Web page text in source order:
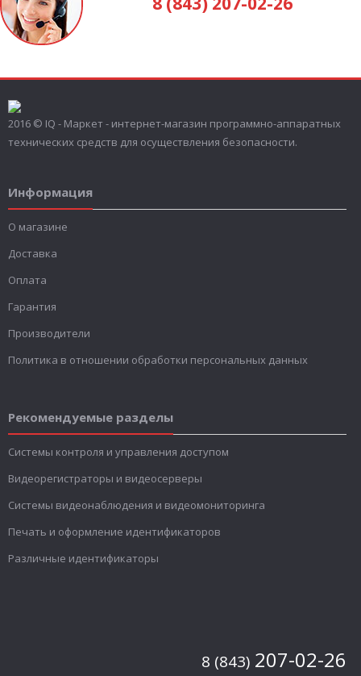
2016 © IQ - Маркет - интернет-магазин программно-аппаратных
технических средств для осуществления безопасности.
Информация
О магазине
Доставка
Оплата
Гарантия
Производители
Политика в отношении обработки персональных данных
Рекомендуемые разделы
Системы контроля и управления доступом
Видеорегистраторы и видеосерверы
Системы видеонаблюдения и видеомониторинга
Печать и оформление идентификаторов
Различные идентификаторы
8 (843) 207-02-26